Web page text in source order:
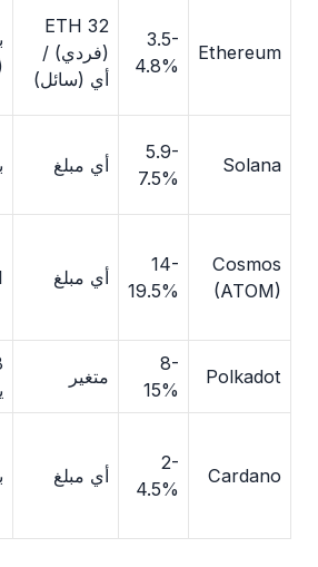
Ethereum
3.5-
4.8%
32 ETH
(فردي) /
أي (سائل)
Solana
5.9-
7.5%
أي مبلغ
Cosmos
(ATOM)
14-
19.5%
أي مبلغ
Polkadot
8-
15%
متغير
Cardano
2-
4.5%
أي مبلغ